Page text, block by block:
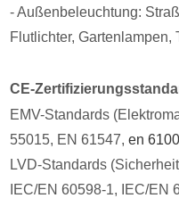
- Außenbeleuchtung:
Flutlichter, Gartenlampen,
CE-
EMV-Standards
55015, EN 61547,en
LVD-Standards
IEC/EN 60598-1, IEC/EN